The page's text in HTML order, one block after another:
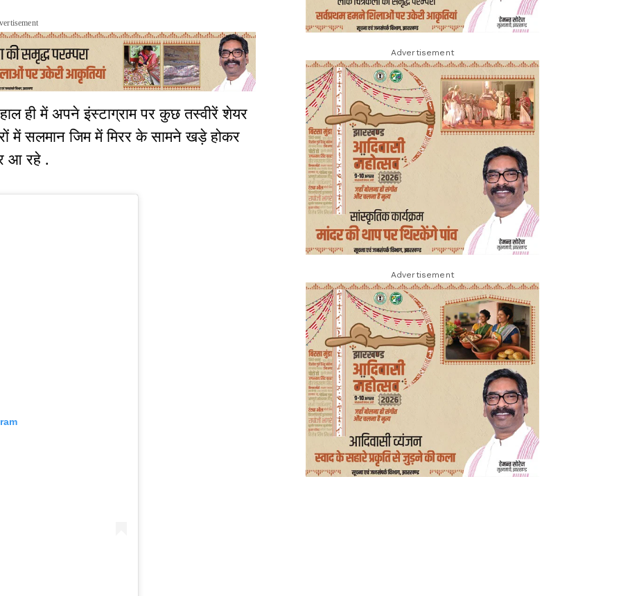
ही में अपने इंस्टाग्राम पर कुछ तस्वीरें शेयर
में सलमान जिम में मिरर के सामने खड़े होकर
आ रहे .
Advertisement
Advertisement